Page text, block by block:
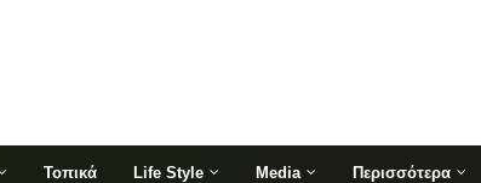
Τοπικά Life Style Media Περισσότερα